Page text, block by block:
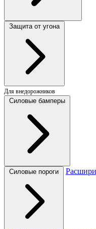
Защита от угона
Для внедорожников
Силовые бамперы
Силовые пороги